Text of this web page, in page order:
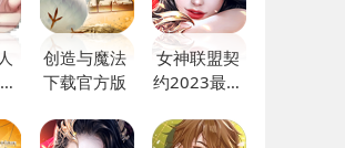
创造与魔法
下载官方版
女神联盟契
约2023最新